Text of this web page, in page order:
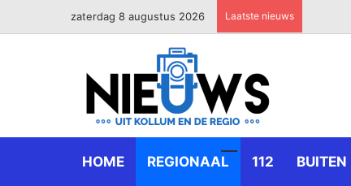
zaterdag 8 augustus 2026 Laatste nieuws
HOME REGIONAAL 112 BUITEN